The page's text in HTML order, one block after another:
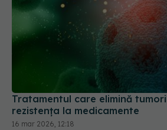
Tratamentul care elimină
rezistența la medicamente
16 mar 2026, 12:18